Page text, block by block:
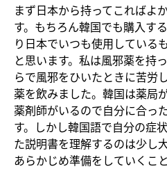
まず日本から持ってこればよ
す。もちろん韓国でも購入す
り日本でいつも使用している
と思います。私は風邪薬を持
らで風邪をひいたときに苦労
薬を飲みました。韓国は薬局
薬剤師がいるので自分に合っ
す。しかし韓国語で自分の症
た説明書を理解するのは少し
あらかじめ準備をしていくこ